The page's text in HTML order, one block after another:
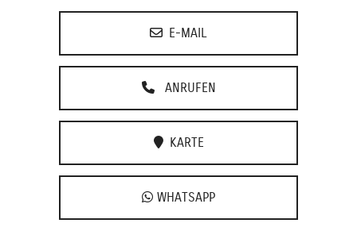
E-MAIL
ANRUFEN
KARTE
WHATSAPP